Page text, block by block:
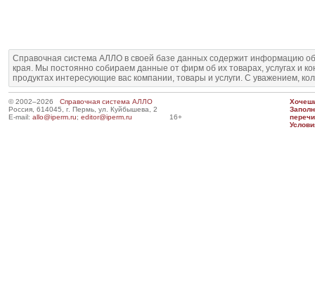
Справочная система АЛЛО в своей базе данных содержит информацию
края. Мы постоянно собираем данные от фирм об их товарах, услугах и
продуктах интересующие вас компании, товары и услуги. С уважением,
© 2002–2026 Справочная система АЛЛО
Россия, 614045, г. Пермь, ул. Куйбышева, 2
E-mail: allo@iperm.ru; editor@iperm.ru 16+